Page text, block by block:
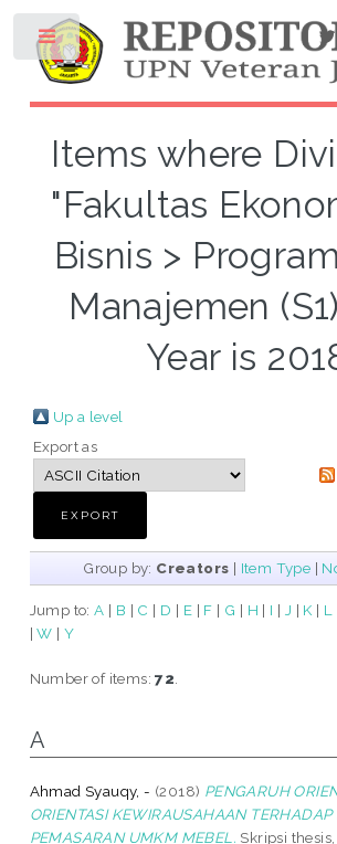
Items where
"Fakultas
Bisnis >
Manajemen
Year is
Up a level
Export as
Group by: Creators | Item Type |
Jump to:A | B | C | D | E | F | G | H | I | J | K | L
|W |Y
Number of items:72
A
Ahmad Syauqy, - (2018) PENGARUH
ORIENTASI KEWIRAUSAHAAN TERHADAP
PEMASARAN UMKM MEBEL. Skripsi